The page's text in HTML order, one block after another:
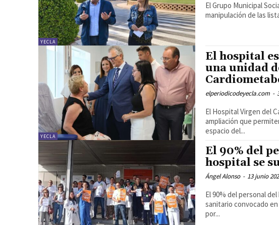
YECLA
El Grupo Municipal
manipulación de las
YECLA
El hospital
una unidad
elperiodicodeyecla.com -
El Hospital Virgen del
ampliación que
espacio del...
El 90% del
hospital se
Ángel Alonso - 13 junio
El 90% del personal
sanitario convocado
por...